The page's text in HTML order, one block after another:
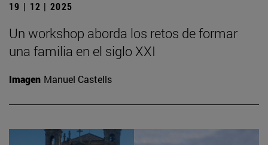
19 | 12 | 2025
Un workshop aborda los retos de formar
una familia en el siglo XXI
Imagen Manuel Castells